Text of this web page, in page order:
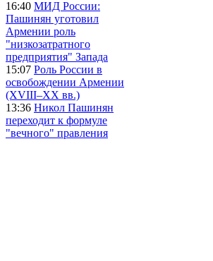
16:40 МИД России:
Пашинян уготовил
Армении роль
"низкозатратного
предприятия" Запада
15:07 Роль России в
освобождении Армении
(XVIII–XX вв.)
13:36 Никол Пашинян
переходит к формуле
"вечного" правления